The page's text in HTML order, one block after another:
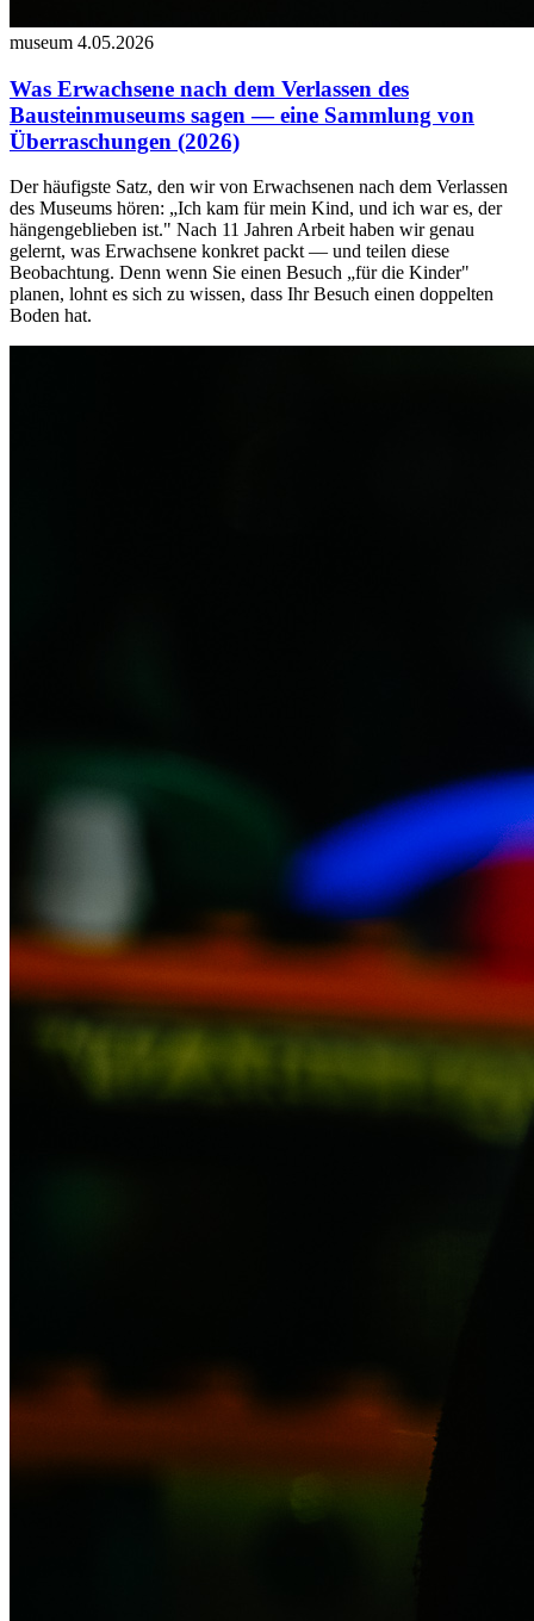
museum 4.05.2026
Was Erwachsene nach dem Verlassen des
Bausteinmuseums sagen — eine Sammlung von
Überraschungen (2026)
Der häufigste Satz, den wir von Erwachsenen nach dem Verlassen
des Museums hören: „Ich kam für mein Kind, und ich war es, der
hängengeblieben ist." Nach 11 Jahren Arbeit haben wir genau
gelernt, was Erwachsene konkret packt — und teilen diese
Beobachtung. Denn wenn Sie einen Besuch „für die Kinder"
planen, lohnt es sich zu wissen, dass Ihr Besuch einen doppelten
Boden hat.